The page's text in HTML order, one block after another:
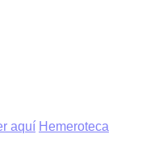
aquí Hemeroteca